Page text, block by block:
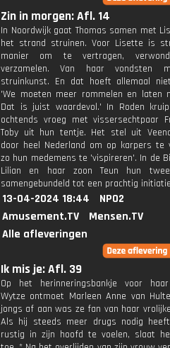
Zin in morgen: Afl. 14
In Noordwijk gaat Thomas samen met
het strand struinen. Voor Lisette is
manier om te vertragen,
verzamelen. Van haar vondsten
struinkunst. En dat hoeft allemaal
'We moeten meer rommelen en laten
Dat is juist waardevol.' In Roden
ochtends vroeg met vissersechtpaar
Toby uit hun tentje. Het stel uit
door heel Nederland om op karpers te
zo hun medemens te 'vispireren'. In de
Lilian en haar zoon Teun hun
samengebundeld tot een prachtig
13-04-2024 18:44
NPO2
Amusement.TV
Mensen.TV
Alle afleveringen
Ik mis je: Afl. 39
Op het herinneringsbankje voor
Wytze ontmoet Marleen Anne van
jongs af aan was ze fan van haar
Als hij steeds meer drugs nodig
rustig in zijn hoofd te voelen, slaat